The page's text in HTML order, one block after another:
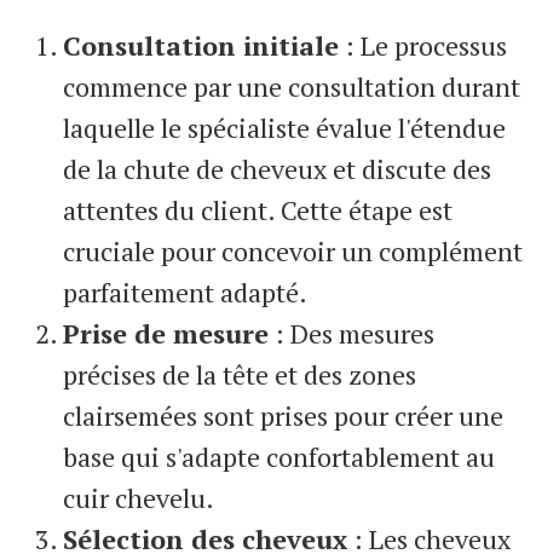
Consultation initiale : Le processus
commence par une consultation durant
laquelle le spécialiste évalue l'étendue
de la chute de cheveux et discute des
attentes du client. Cette étape est
cruciale pour concevoir un complément
parfaitement adapté.
Prise de mesure : Des mesures
précises de la tête et des zones
clairsemées sont prises pour créer une
base qui s'adapte confortablement au
cuir chevelu.
Sélection des cheveux : Les cheveux